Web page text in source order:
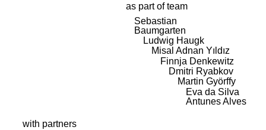
as part of team
Sebastian
Baumgarten
Ludwig Haugk
Misal Adnan Yıldız
Finnja Denkewitz
Dmitri Ryabkov
Martin Györffy
Eva da Silva
Antunes Alves
with partners